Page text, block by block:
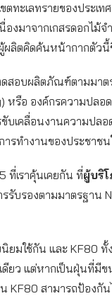
ะเลทรายของประเทศ
องมาจากเกสรดอกไม้
ผลิตคิดค้นหน้ากากตัว
สอบผลิตภัณฑ์ตามมาต
รือ องค์กรความปลอ
เคลื่อนงานความปลอ
รทำงานของประชาชน
ที่เราคุ้นเคยกัน ที่ผู้บริ
รับรองตามมาตรฐาน
มใช้กัน และ KF80 ทั้
ยว แต่หากเป็นฝุ่นที่มีข
KF80 สามารถป้องกั